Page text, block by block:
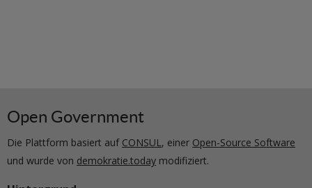
Open Government
Die Plattform basiert auf CONSUL, einer Open-Source Software
und wurde von demokratie.today modifiziert.